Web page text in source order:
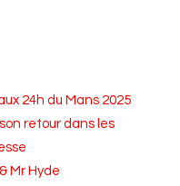
24h du Mans 2025
retour dans les
Mr Hyde